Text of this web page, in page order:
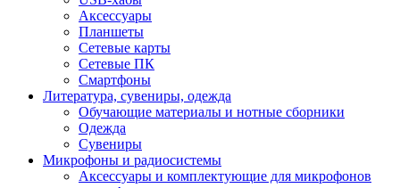
Аксессуары
Планшеты
Сетевые карты
Сетевые ПК
Смартфоны
Литература, сувениры, одежда
Обучающие материалы и нотные сборники
Одежда
Сувениры
Микрофоны и радиосистемы
Аксессуары и комплектующие для микрофонов